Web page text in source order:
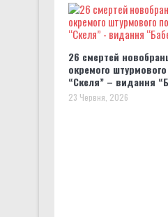
26 смертей
окремого
“Скеля” – видання
23 Червня, 2026